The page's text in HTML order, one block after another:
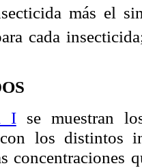
más el
cada
Ise muestran
los distintos
concentraciones